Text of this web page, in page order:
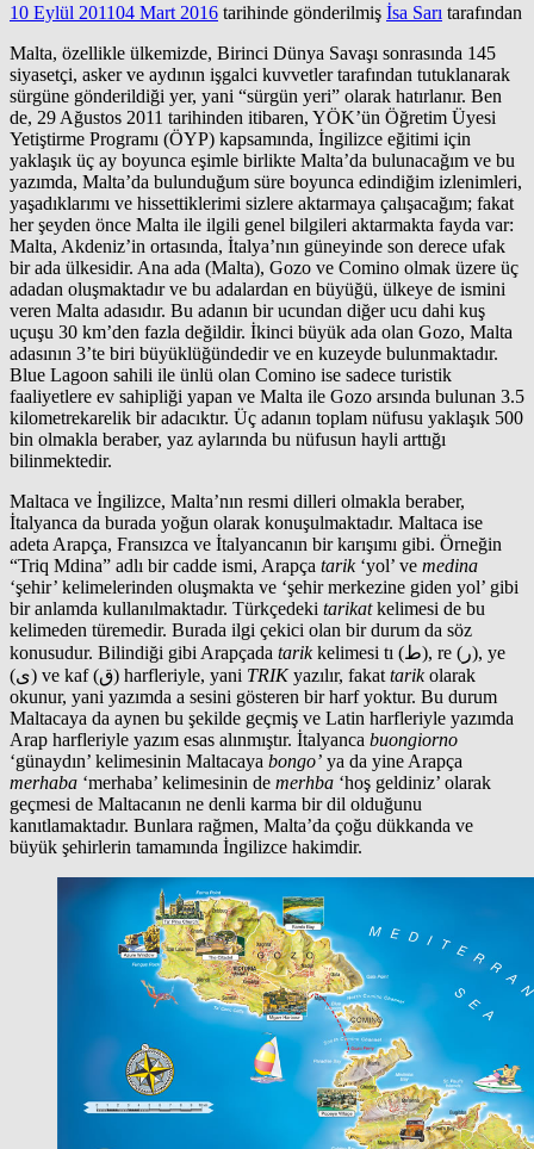
10 Eylül 201104 Mart 2016 tarihinde gönderilmiş İsa Sarı tarafından
Malta, özellikle ülkemizde, Birinci Dünya Savaşı sonrasında 145
siyasetçi, asker ve aydının işgalci kuvvetler tarafından tutuklanarak
sürgüne gönderildiği yer, yani “sürgün yeri” olarak hatırlanır. Ben
de, 29 Ağustos 2011 tarihinden itibaren, YÖK’ün Öğretim Üyesi
Yetiştirme Programı (ÖYP) kapsamında, İngilizce eğitimi için
yaklaşık üç ay boyunca eşimle birlikte Malta’da bulunacağım ve bu
yazımda, Malta’da bulunduğum süre boyunca edindiğim izlenimleri,
yaşadıklarımı ve hissettiklerimi sizlere aktarmaya çalışacağım; fakat
her şeyden önce Malta ile ilgili genel bilgileri aktarmakta fayda var:
Malta, Akdeniz’in ortasında, İtalya’nın güneyinde son derece ufak
bir ada ülkesidir. Ana ada (Malta), Gozo ve Comino olmak üzere üç
adadan oluşmaktadır ve bu adalardan en büyüğü, ülkeye de ismini
veren Malta adasıdır. Bu adanın bir ucundan diğer ucu dahi kuş
uçuşu 30 km’den fazla değildir. İkinci büyük ada olan Gozo, Malta
adasının 3’te biri büyüklüğündedir ve en kuzeyde bulunmaktadır.
Blue Lagoon sahili ile ünlü olan Comino ise sadece turistik
faaliyetlere ev sahipliği yapan ve Malta ile Gozo arsında bulunan 3.5
kilometrekarelik bir adacıktır. Üç adanın toplam nüfusu yaklaşık 500
bin olmakla beraber, yaz aylarında bu nüfusun hayli arttığı
bilinmektedir.
Maltaca ve İngilizce, Malta’nın resmi dilleri olmakla beraber,
İtalyanca da burada yoğun olarak konuşulmaktadır. Maltaca ise
adeta Arapça, Fransızca ve İtalyancanın bir karışımı gibi. Örneğin
“Triq Mdina” adlı bir cadde ismi, Arapça tarik ‘yol’ ve medina
‘şehir’ kelimelerinden oluşmakta ve ‘şehir merkezine giden yol’ gibi
bir anlamda kullanılmaktadır. Türkçedeki tarikatkelimesi de bu
kelimeden türemedir. Burada ilgi çekici olan bir durum da söz
konusudur. Bilindiği gibi Arapçada tarikkelimesi tı (ط), re (ر), ye
(ى) ve kaf (ق) harfleriyle, yani TRIKyazılır, fakat tarikolarak
okunur, yani yazımda a sesini gösteren bir harf yoktur. Bu durum
Maltacaya da aynen bu şekilde geçmiş ve Latin harfleriyle yazımda
Arap harfleriyle yazım esas alınmıştır. İtalyanca buongiorno
‘günaydın’ kelimesinin Maltacaya bongo’ ya da yine Arapça
merhaba ‘merhaba’ kelimesinin de merhba ‘hoş geldiniz’ olarak
geçmesi de Maltacanın ne denli karma bir dil olduğunu
kanıtlamaktadır. Bunlara rağmen, Malta’da çoğu dükkanda ve
büyük şehirlerin tamamında İngilizce hakimdir.